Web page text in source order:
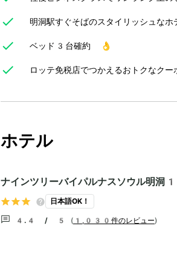
明洞駅すぐそばのスタイリッシュなホ
ベッド3台確約 👌
ロッテ免税店でつかえるおトクなク
ホテル
ナインツリーバイパルナスソウル明洞1
日本語OK！
4.4 / 5 ( 1,030件のレビュー)